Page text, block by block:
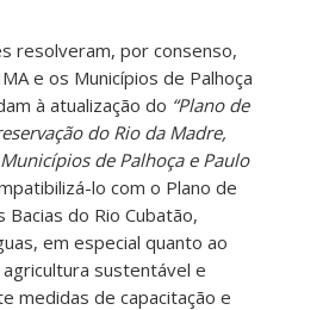
resolveram, por consenso,
e os Municípios de Palhoça
à atualização do “Plano de
do Rio da Madre,
de Palhoça e Paulo
lo com o Plano de
do Rio Cubatão,
em especial quanto ao
sustentável e
medidas de capacitação e